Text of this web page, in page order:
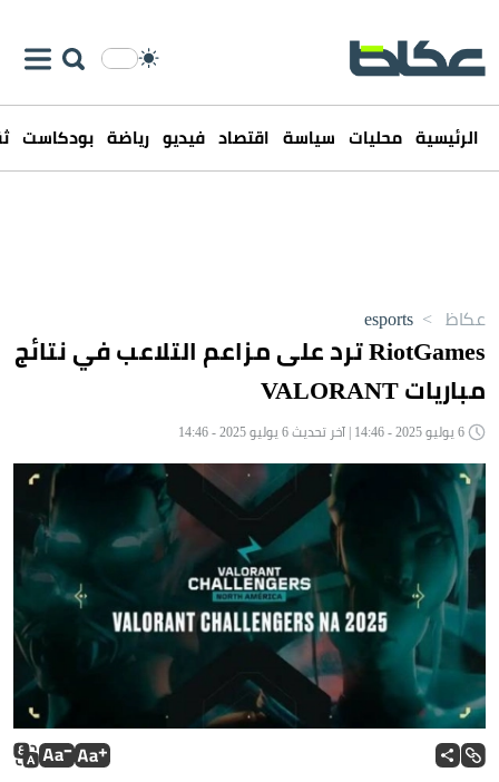
الرئيسية محليات سياسة اقتصاد فيديو رياضة بودكاست
عكاظ >
esports
RiotGames ترد على مزاعم التلاعب في نتائج
مباريات VALORANT